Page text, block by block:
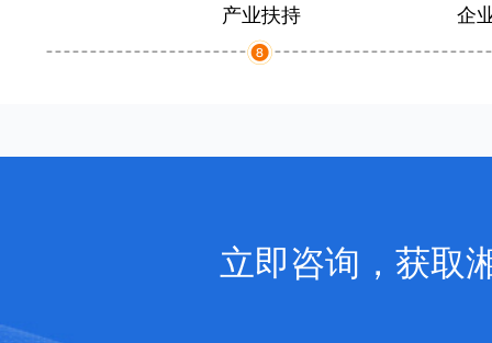
产业扶持 企
立即咨询，获取